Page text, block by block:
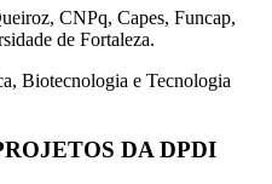
CNPq, Capes, Funcap,
de Fortaleza.
Biotecnologia e Tecnologia
DA DPDI